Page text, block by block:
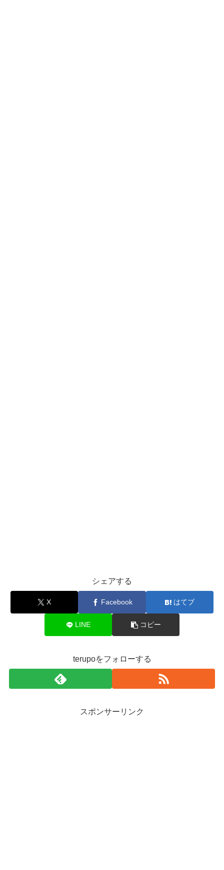
シェアする
X Facebook はてブ
LINE コピー
terupoをフォローする
スポンサーリンク